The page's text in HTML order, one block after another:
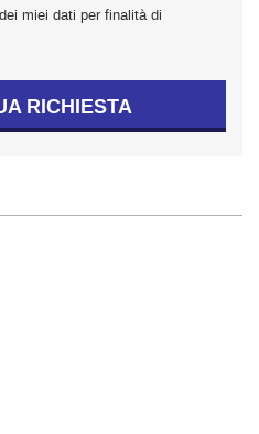
miei dati per finalità di
RICHIESTA